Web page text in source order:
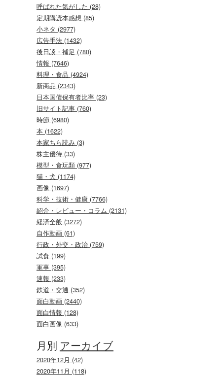
呼ばれた気がした (28)
定期購読本感想 (85)
小ネタ (2977)
広告手法 (1432)
後日談・補足 (780)
情報 (7646)
料理・食品 (4924)
新商品 (2343)
日本国債保有者比率 (23)
旧サイト記事 (760)
時節 (6980)
本 (1622)
本家ちら読み (3)
株主優待 (33)
模型・食玩類 (977)
猫・犬 (1174)
画像 (1697)
科学・技術・健康 (7766)
紹介・レビュー・コラム (2131)
経済全般 (3272)
自作動画 (61)
行政・外交・政治 (759)
試食 (199)
軍事 (395)
速報 (233)
鉄道・交通 (352)
面白動画 (2440)
面白情報 (128)
面白画像 (633)
月別 アーカイブ
2020年12月 (42)
2020年11月 (118)